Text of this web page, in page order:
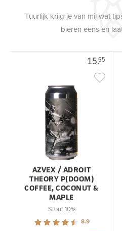
Tuurlijk krijg je van mij wat
bieren eens en
15.95
AZVEX / ADROIT
THEORY P(DOOM)
COFFEE, COCONUT &
MAPLE
Stout 10%
8.9